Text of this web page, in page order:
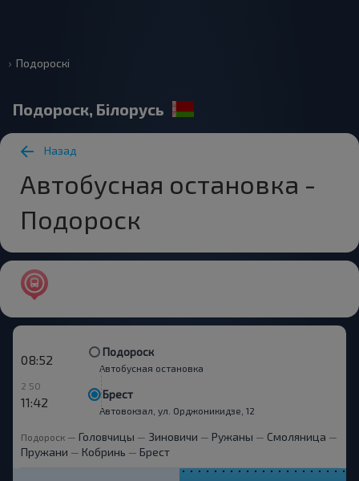
Подороскі
Подороск, Білорусь
Назад
Автобусная остановка -
Подороск
08:52
Подороск
Автобусная остановка
2 50
11:42
Брест
Автовокзал, ул. Орджоникидзе, 12
Подороск — Головчицы — Зиновичи — Ружаны — Смоляница —
Пружани — Кобринь — Брест